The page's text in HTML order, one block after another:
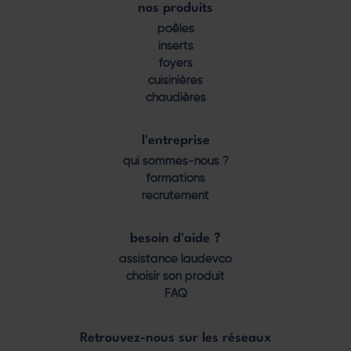
nos produits
poêles
inserts
foyers
cuisinières
chaudières
l'entreprise
qui sommes-nous ?
formations
recrutement
besoin d'aide ?
assistance laudevco
choisir son produit
FAQ
Retrouvez-nous sur les réseaux